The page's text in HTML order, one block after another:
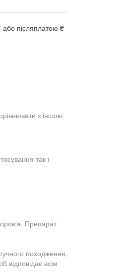
або післяплатою ₴
з іншою
так і
Препарат
походження,
відповідає всім